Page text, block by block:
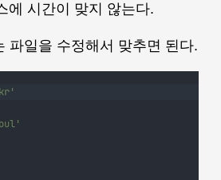
에 시간이 맞지 않는다.
파일을 수정해서 맞추면 된다.